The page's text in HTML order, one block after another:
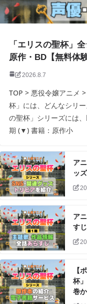
「エリスの聖杯」
原作・BD【無料体
2026.8.7
TOP > 悪役令嬢アニメ
杯」には、どんなシリ
の聖杯」シリーズには
期 (▼) 書籍：原作小
ア
ッ
ア
す
【
杯
巻